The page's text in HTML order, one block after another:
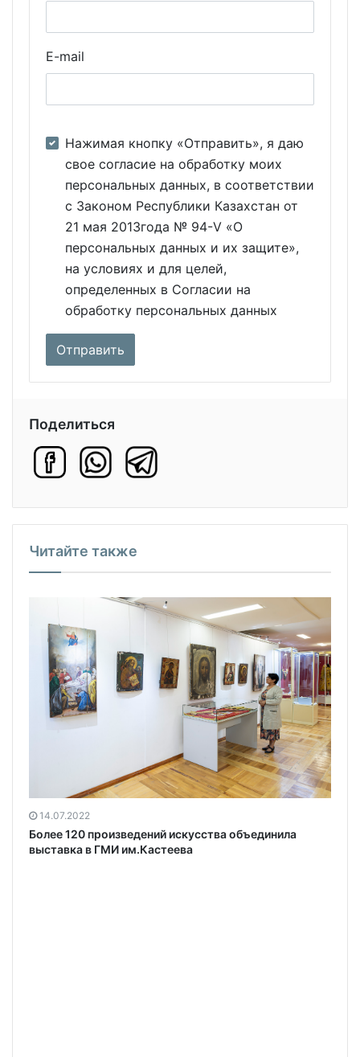
E-mail
Нажимая кнопку «Отправить», я даю
свое согласие на обработку моих
персональных данных, в соответствии
с Законом Республики Казахстан от
21 мая 2013года № 94-V «О
персональных данных и их защите»,
на условиях и для целей,
определенных в Согласии на
обработку персональных данных
Поделиться
Читайте также
14.07.2022
Более 120 произведений искусства объединила
выставка в ГМИ им.Кастеева